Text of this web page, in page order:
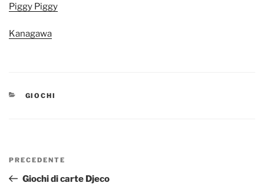
Piggy Piggy
Kanagawa
CATEGORIE
GIOCHI
Navigazione
Articolo
precedente:
PRECEDENTE
Giochi di carte Djeco